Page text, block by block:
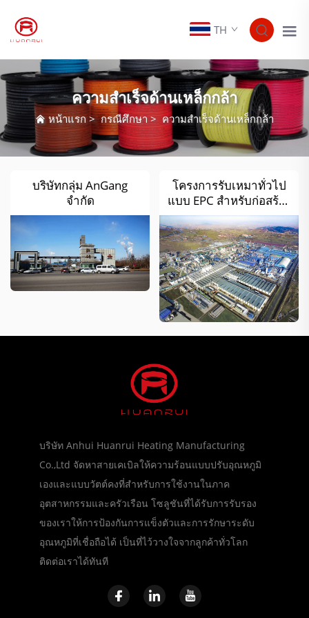
TH
ความสำเร็จด้านเหล็กกล้า
หน้าแรก>กรณีศึกษา> ความสำเร็จด้านเหล็กกล้า
บริษัทกลุ่ม AnGang
จำกัด
โครงการรับเหมาทั่วไป
แบบ EPC สำหรับก่อสร้าง
ถังเก็บก๊าซเตาหลอมแบบ
ใหม่ (ชนิด POC) ขนาด
300,000 ลูกบาศก์เมตร
บริษัท Anhui Huanrui Heating Manufacturing
Co.,Ltd จัดหาสายเคเบิลให้ความร้อนแบบปรับอุณหภูมิ
เองและแบบวัตต์คงที่สำหรับการใช้งานในภาค
อุตสาหกรรมและครัวเรือน โซลูชันที่ได้รับการรับรอง
ของเราให้การป้องกันการแข็งตัวและการรักษาระดับ
อุณหภูมิที่เชื่อถือได้ เป็นที่ไว้วางใจจากลูกค้าทั่วโลก
ติดต่อเราได้ทันที